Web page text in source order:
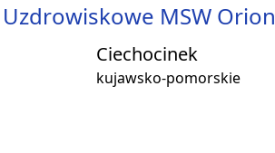
MSW Orion
Ciechocinek
kujawsko-pomorskie